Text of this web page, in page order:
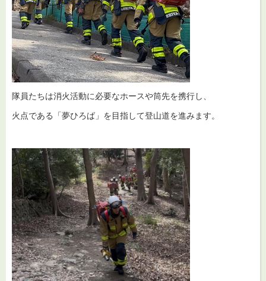
隊員たちは消火活動に必要なホースや筒先を携行し、
火点である「夢ひろば」を目指して登山道を進みます。